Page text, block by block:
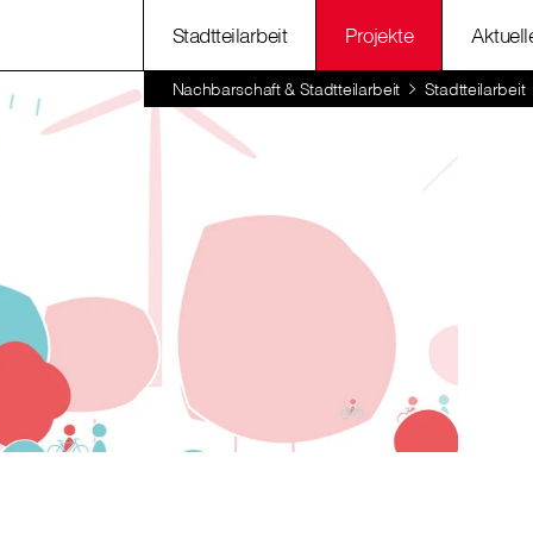
Stadtteilarbeit Projekte
Nachbarschaft & Stadtteilarbeit Stadtteilarbeit